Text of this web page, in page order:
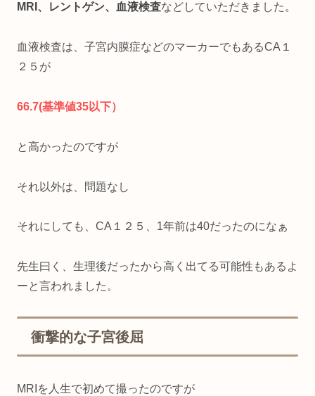
MRI、レントゲン、血液検査などしていただきました。
血液検査は、子宮内膜症などのマーカーでもあるCA１
２５が
66.7(基準値35以下）
と高かったのですが
それ以外は、問題なし
それにしても、CA１２５、1年前は40だったのになぁ
先生曰く、生理後だったから高く出てる可能性もあるよ
ーと言われました。
衝撃的な子宮後屈
MRIを人生で初めて撮ったのですが